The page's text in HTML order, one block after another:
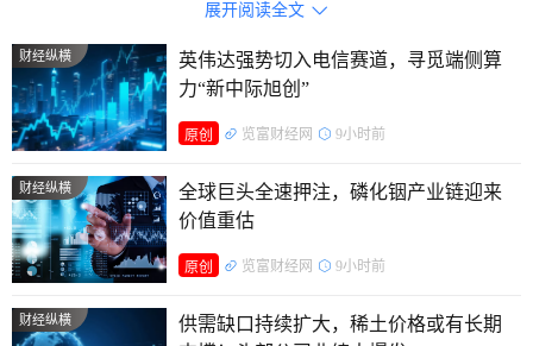
2026年截至6月27日，A股市场共有69只新股上市，首发
募集资金总额达702亿元，其中，科技企业贡献了主要增量，
信息技术、工业（高端制造）、医疗保健等科技属性较强的行
业募资占比超过65%。
2026年下半年到2027年，A股还将迎来一批巨无霸企业上
市，包括长鑫存储、长江存储、昆仑芯、宇树科技、清微智能
等科技巨头，预计募资总额将超过 2000亿元。硬科技IPO无疑
是后半年的核心风向，从科技行业的积累来看，中信证券、华
泰联合、中信建投在过往半导体行业、人工智能两大核心赛道
展开阅读全文 
财经纵横
英伟达强势切入电信赛道，寻觅端侧算
力“新中际旭创”
原创 览富财经网 9小时前
财经纵横
全球巨头全速押注，磷化铟产业链迎来
价值重估
原创 览富财经网 9小时前
财经纵横
供需缺口持续扩大，稀土价格或有长期